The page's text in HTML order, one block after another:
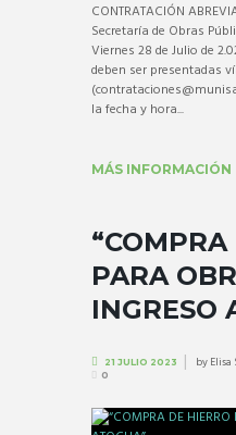
CONTRATACIÓN
Secretaría de Obras
Viernes 28 de Julio de
deben ser presentadas
la fecha y hora...
MÁS INFORMACIÓN
PARA
INGRESO
21 JULIO 2023 by
0